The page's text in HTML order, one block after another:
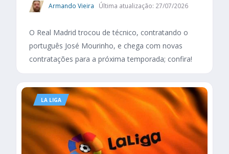
Armando Vieira Última atualização: 27/07/2026
O Real Madrid trocou de técnico, contratando o
português José Mourinho, e chega com novas
contratações para a próxima temporada; confira!
LA LIGA